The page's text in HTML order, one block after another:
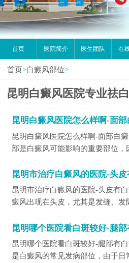
首页 医院简介 医生团队 在
首页>白癜风部位>
昆明白癜风医院专业祛白
昆明白癜风医院怎么样啊-面
昆明白癜风医院怎么样啊-面部白
部是白癜风可能影响的重要部位，
昆明市治疗白癜风的医院-头
昆明市治疗白癜风的医院-头皮有
癜风出现在头皮，尤其是发缝、发
昆明哪个医院看白斑较好-腿
昆明哪个医院看白斑较好-腿部有
是白癜风的常见发病部位，由于日